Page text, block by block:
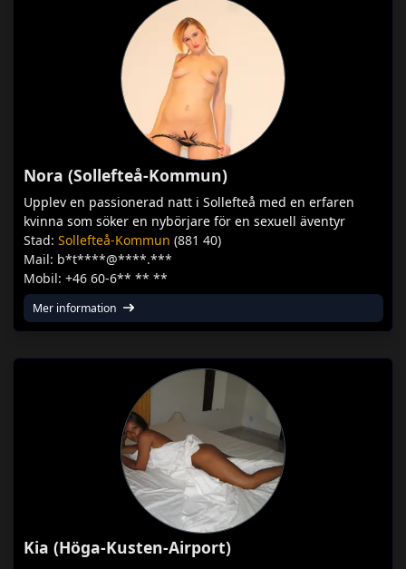
Nora (Sollefteå-Kommun)
Upplev en passionerad natt i Sollefteå med en erfaren
kvinna som söker en nybörjare för en sexuell äventyr
Stad: Sollefteå-Kommun (881 40)
Mail: b*t****@****.***
Mobil: +46 60-6** ** **
Mer information
Kia (Höga-Kusten-Airport)